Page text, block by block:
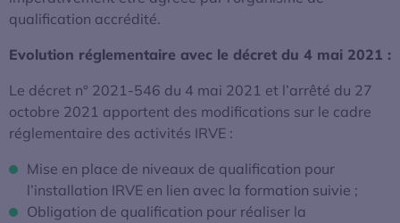
qualification accrédité.
Evolution réglementaire avec le décret du 4 mai 2021 :
Le décret n° 2021-546 du 4 mai 2021 et l’arrêté du 27
octobre 2021 apportent des modifications sur le cadre
réglementaire des activités IRVE :
Mise en place de niveaux de qualification pour
l’installation IRVE en lien avec la formation suivie ;
Obligation de qualification pour réaliser la